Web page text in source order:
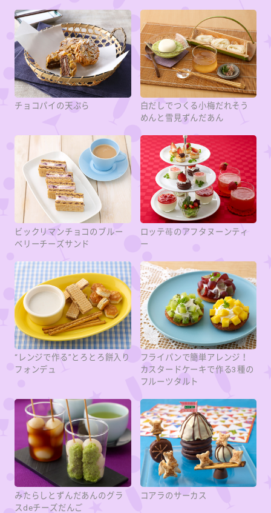
チョコパイの天ぷら
白だしでつくる小梅だれそう
めんと雪見ずんだあん
ビックリマンチョコのブルー
ベリーチーズサンド
ロッテ苺のアフタヌーンティ
ー
“レンジで作る”とろとろ餅入り
フォンデュ
フライパンで簡単アレンジ！
カスタードケーキで作る3種の
フルーツタルト
みたらしとずんだあんのグラ
スdeチーズだんご
コアラのサーカス